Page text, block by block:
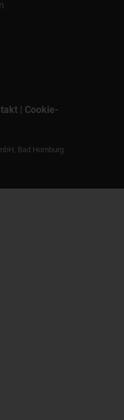
| Cookie-
Bad Homburg